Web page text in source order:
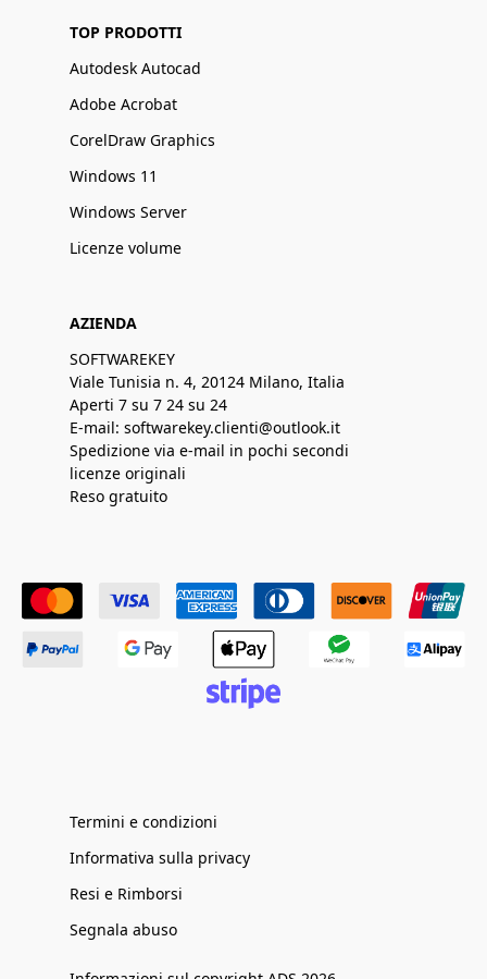
TOP PRODOTTI
Autodesk Autocad
Adobe Acrobat
CorelDraw Graphics
Windows 11
Windows Server
Licenze volume
AZIENDA
SOFTWAREKEY
Viale Tunisia n. 4, 20124 Milano, Italia
Aperti 7 su 7 24 su 24
E-mail: softwarekey.clienti@outlook.it
Spedizione via e-mail in pochi secondi
licenze originali
Reso gratuito
Termini e condizioni
Informativa sulla privacy
Resi e Rimborsi
Segnala abuso